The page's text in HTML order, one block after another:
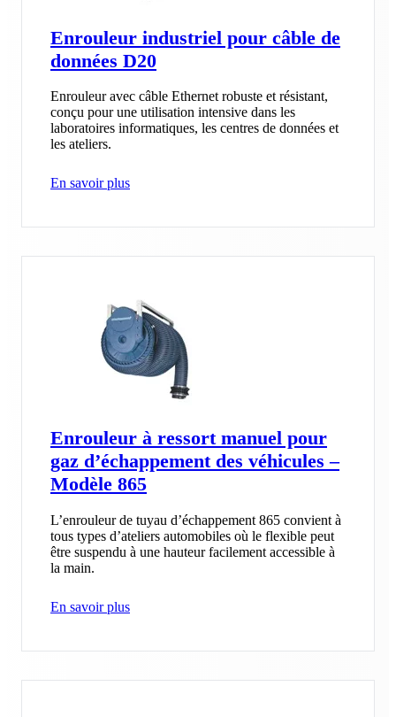
Enrouleur industriel pour câble de
données D20
Enrouleur avec câble Ethernet robuste et résistant,
conçu pour une utilisation intensive dans les
laboratoires informatiques, les centres de données et
les ateliers.
En savoir plus
Enrouleur à ressort manuel pour
gaz d’échappement des véhicules –
Modèle 865
L’enrouleur de tuyau d’échappement 865 convient à
tous types d’ateliers automobiles où le flexible peut
être suspendu à une hauteur facilement accessible à
la main.
En savoir plus